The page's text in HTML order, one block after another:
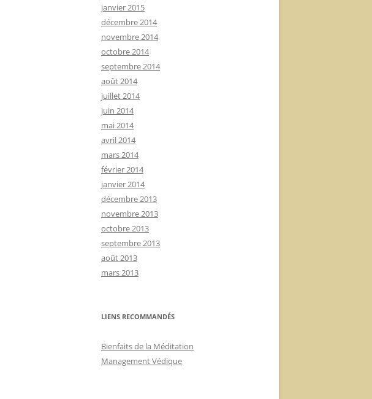
janvier 2015
décembre 2014
novembre 2014
octobre 2014
septembre 2014
août 2014
juillet 2014
juin 2014
mai 2014
avril 2014
mars 2014
février 2014
janvier 2014
décembre 2013
novembre 2013
octobre 2013
septembre 2013
août 2013
mars 2013
LIENS RECOMMANDÉS
Bienfaits de la Méditation
Management Védique